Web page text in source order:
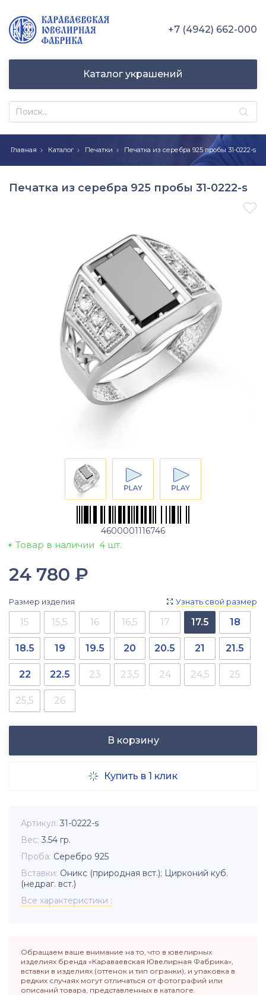
+7 (4942) 662-000
Каталог украшений
Главная Каталог Печатки Печатка из серебра 925 пробы 31-0222-s
Печатка из серебра 925 пробы 31-0222-s

4600001116746
Товар в наличии 4 шт.
24 780 ₽
Размер изделия  Узнать свой размер
15 15,5 16 16,5 17 17.5 18
18.5 19 19.5 20 20.5 21 21.5
22 22.5 23 23,5 24 24,5 25
25,5 26
В корзину
 Купить в 1 клик
Артикул 31-0222-s
Вес 3.54 гр.
Проба Серебро 925
Вставки Оникс (природная вст.); Цирконий куб.
(недраг. вст.)
Все характеристики
Обращаем ваше внимание на то, что в ювелирных
изделиях бренда «Караваевская Ювелирная Фабрика»,
вставки в изделиях (оттенок и тип огранки), и упаковка в
редких случаях могут отличаться от фотографий или
описаний товара, представленных в каталоге.